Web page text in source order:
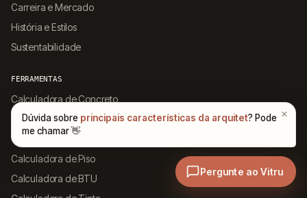
Carreira e Mercado
História e Estilos
Sustentabilidade
FERRAMENTAS
Calculadora de Concreto
Calculadora de Escada
Calculadora de Telhado
Calculadora de Piso
Calculadora de BTU